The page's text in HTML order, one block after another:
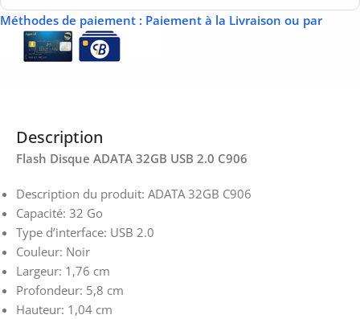
Méthodes de paiement : Paiement à la Livraison ou par
Description
Flash Disque ADATA 32GB USB 2.0 C906
Description du produit: ADATA 32GB C906
Capacité: 32 Go
Type d’interface: USB 2.0
Couleur: Noir
Largeur: 1,76 cm
Profondeur: 5,8 cm
Hauteur: 1,04 cm